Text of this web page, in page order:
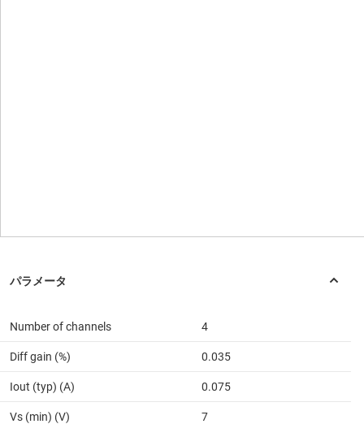
Number of channels 4
Diff gain (%) 0.035
Iout (typ) (A) 0.075
Vs (min) (V) 7